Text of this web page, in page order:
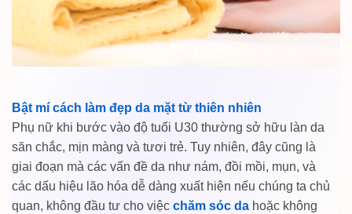
Bật mí cách làm đẹp da mặt từ thiên nhiên
Phụ nữ khi bước vào độ tuổi U30 thường sở hữu làn da
săn chắc, mịn màng và tươi trẻ. Tuy nhiên, đây cũng là
giai đoạn mà các vấn đề da như nám, đồi mồi, mụn, và
các dấu hiệu lão hóa dễ dàng xuất hiện nếu chúng ta chủ
quan, không đầu tư cho việc chăm sóc da hoặc không